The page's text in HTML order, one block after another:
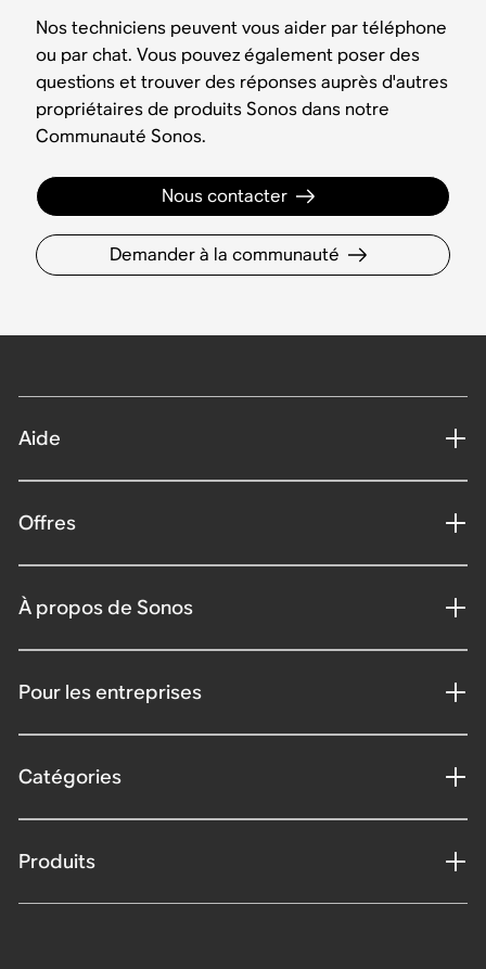
Nos techniciens peuvent vous aider par téléphone
ou par chat. Vous pouvez également poser des
questions et trouver des réponses auprès d'autres
propriétaires de produits Sonos dans notre
Communauté Sonos.
Nous contacter
Demander à la communauté
Aide
Offres
À propos de Sonos
Pour les entreprises
Catégories
Produits